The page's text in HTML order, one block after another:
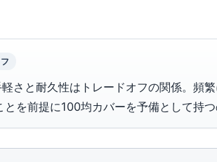
さと耐久性はトレードオフの関係。頻
とを前提に100均カバーを予備として持